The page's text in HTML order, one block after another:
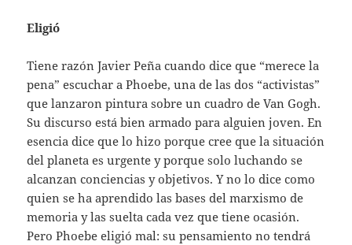
Eligió
Tiene razón Javier Peña cuando dice que “merece la
pena” escuchar a Phoebe, una de las dos “activistas”
que lanzaron pintura sobre un cuadro de Van Gogh.
Su discurso está bien armado para alguien joven. En
esencia dice que lo hizo porque cree que la situación
del planeta es urgente y porque solo luchando se
alcanzan conciencias y objetivos. Y no lo dice como
quien se ha aprendido las bases del marxismo de
memoria y las suelta cada vez que tiene ocasión.
Pero Phoebe eligió mal: su pensamiento no tendrá